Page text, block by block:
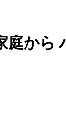
庭から